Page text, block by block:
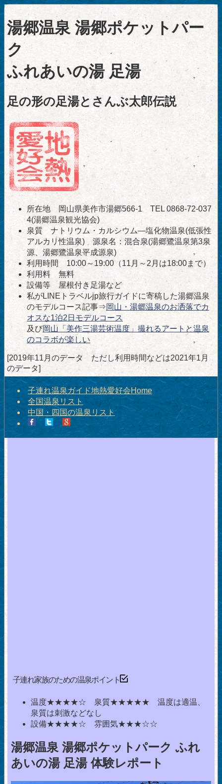
湯郷温泉 湯郷ポケットパー
ク
ふれあいの湯 足湯
足の形の足湯とさんぶ太郎伝説
所在地 岡山県美作市湯郷566-1 TEL 0868-72-037
4(湯郷温泉観光協会)
泉質 ナトリウム・カルシウム―塩化物温泉(低張性
アルカリ性温泉) 源泉名：混合泉(湯郷鷺温泉第3泉
源、湯郷鷺温泉平成源泉)
利用時間 10:00～19:00（11月～2月は18:00まで）
利用料 無料
設備等 屋根付き足湯など
私がLINEトラベルjp旅行ガイドに寄稿した湯郷温泉
のモデルコース記事⇒岡山・湯郷温泉のお洒落でカ
オスな1泊2日モデルコース
及び岡山「美作三湯芸術温度」撮れるアートと温泉
のコラボが楽しい
[2019年11月のデータ ただし利用時間などは2021年1月
のデータ]
子連れ温泉ガイド地熱愛好会Home
全国温泉リスト
中国・四国の温泉リスト
子連れ家族のための温泉ポイント
温度★★★★☆ 泉質★★★★★ 温度は適温、
泉質は刺激などなし
設備★★★★☆ 雰囲気★★★☆☆
湯郷温泉 湯郷ポケットパーク ふれ
あいの湯 足湯 体験レポート